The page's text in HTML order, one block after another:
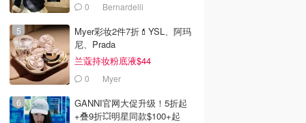
0 Bernardelli
Myer彩妆2件7折💄YSL、阿玛
尼、Prada
兰蔻持妆粉底液$44
0 Myer
GANNI官网大促升级！5折起
+叠9折💥明星同款$100+起